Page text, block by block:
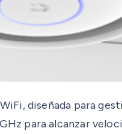
diseñada para
para alcanzar